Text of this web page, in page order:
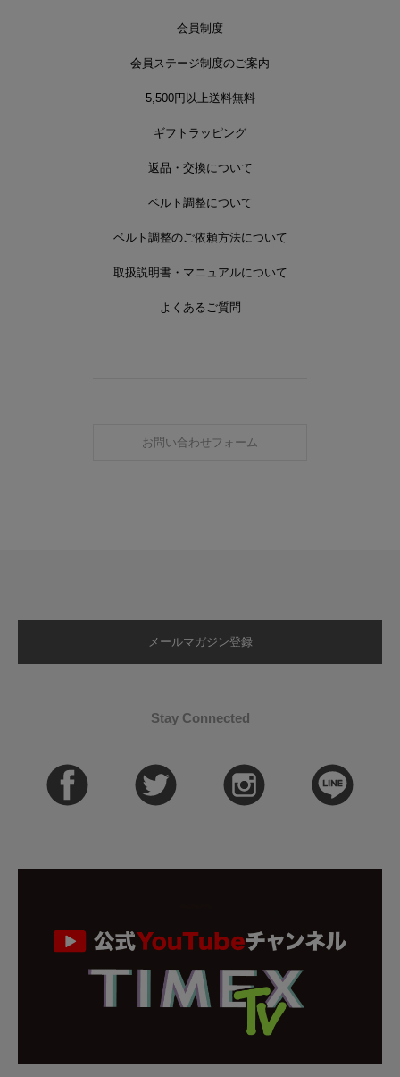
会員制度
会員ステージ制度のご案内
5,500円以上送料無料
ギフトラッピング
返品・交換について
ベルト調整について
ベルト調整のご依頼方法について
取扱説明書・マニュアルについて
よくあるご質問
お問い合わせフォーム
メールマガジン登録
Stay Connected